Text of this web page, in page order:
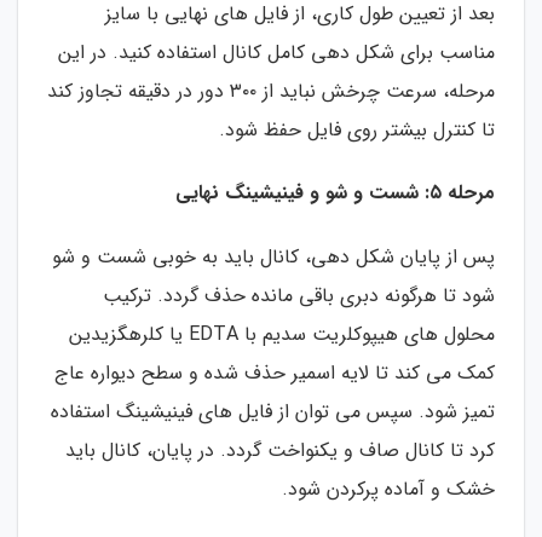
بعد از تعیین طول کاری، از فایل های نهایی با سایز
مناسب برای شکل دهی کامل کانال استفاده کنید. در این
مرحله، سرعت چرخش نباید از ۳۰۰ دور در دقیقه تجاوز کند
تا کنترل بیشتر روی فایل حفظ شود.
مرحله ۵: شست و شو و فینیشینگ نهایی
پس از پایان شکل دهی، کانال باید به خوبی شست و شو
شود تا هرگونه دبری باقی مانده حذف گردد. ترکیب
محلول های هیپوکلریت سدیم با EDTA یا کلرهگزیدین
کمک می کند تا لایه اسمیر حذف شده و سطح دیواره عاج
تمیز شود. سپس می توان از فایل های فینیشینگ استفاده
کرد تا کانال صاف و یکنواخت گردد. در پایان، کانال باید
خشک و آماده پرکردن شود.